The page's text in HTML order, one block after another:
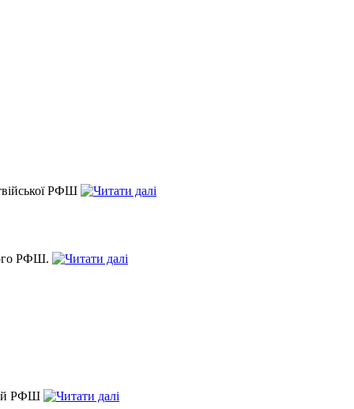
РФШ
РФШ.
РФШ